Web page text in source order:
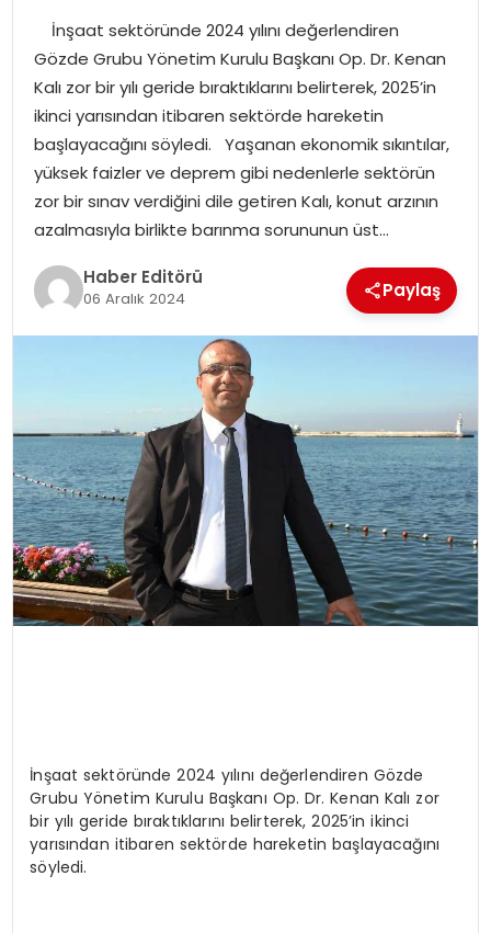
MAGAZIN
SPOR
YAŞAM
İnşaat sektöründe 2024 yılını değerlendiren
Gözde Grubu Yönetim Kurulu Başkanı Op. Dr. Kenan
Kalı zor bir yılı geride bıraktıklarını belirterek, 2025’in
ikinci yarısından itibaren sektörde hareketin
başlayacağını söyledi. Yaşanan ekonomik sıkıntılar,
yüksek faizler ve deprem gibi nedenlerle sektörün
zor bir sınav verdiğini dile getiren Kalı, konut arzının
azalmasıyla birlikte barınma sorununun üst…
Haber Editörü
06 Aralık 2024 Paylaş
İnşaat sektöründe 2024 yılını değerlendiren Gözde
Grubu Yönetim Kurulu Başkanı Op. Dr. Kenan Kalı zor
bir yılı geride bıraktıklarını belirterek, 2025’in ikinci
yarısından itibaren sektörde hareketin başlayacağını
söyledi.